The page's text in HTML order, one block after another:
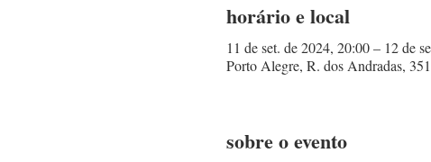
horário e local
11 de set. de 2024, 20:00 – 12 de
Porto Alegre, R. dos Andradas,
sobre o evento